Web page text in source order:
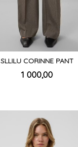
SLLILU CORINNE PANT
Pris
1 000,00mva.